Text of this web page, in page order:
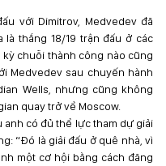
với Dimitrov, Medvedev đã
thắng 18/19 trận đấu ở các
kỳ chuỗi thành công nào cũng
Medvedev sau chuyến hành
Wells, nhưng cũng không
quay trở về Moscow.
có đủ thể lực tham dự giải
“Đó là giải đấu ở quê nhà, vì
một cơ hội bằng cách đăng